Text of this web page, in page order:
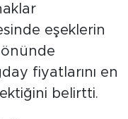
eşeklerin
önünde
fiyatlarını en
belirtti.